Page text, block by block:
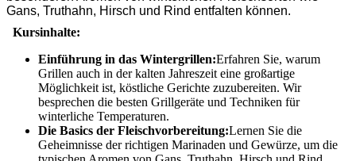
Gans, Truthahn, Hirsch und Rind entfalten können.
Kursinhalte:
Einführung in das Wintergrillen:Erfahren Sie, warum
Grillen auch in der kalten Jahreszeit eine großartige
Möglichkeit ist, köstliche Gerichte zuzubereiten. Wir
besprechen die besten Grillgeräte und Techniken für
winterliche Temperaturen.
Die Basics der Fleischvorbereitung:Lernen Sie die
Geheimnisse der richtigen Marinaden und Gewürze, um die